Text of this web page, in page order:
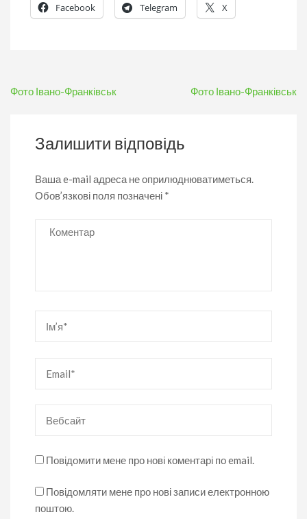
Facebook Telegram X
Навігація
Фото Івано-Франківськ Фото Івано-Франківськ
Залишити відповідь
Ваша e-mail адреса не оприлюднюватиметься.
Обов’язкові поля позначені *
Коментар
Повідомити мене про нові коментарі по email.
Повідомляти мене про нові записи електронною
поштою.